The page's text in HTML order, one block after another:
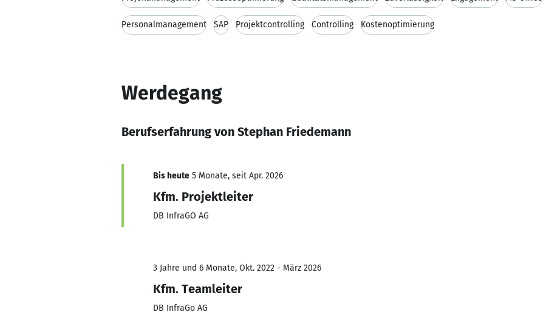
Personalmanagement SAP Projektcontrolling Controlling Kostenoptimierung
Werdegang
Berufserfahrung von Stephan Friedemann
Bis heute 5 Monate, seit Apr. 2026
Kfm. Projektleiter
DB InfraGO AG
3 Jahre und 6 Monate, Okt. 2022 - März 2026
Kfm. Teamleiter
DB InfraGo AG